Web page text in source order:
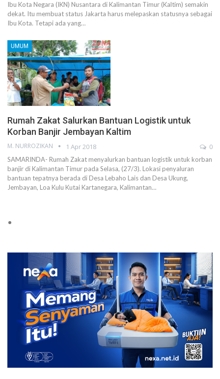
Ibu Kota Negara (IKN) Nusantara di Kalimantan Timur (Kaltim) semakin
dekat. Itu membuat status Jakarta harus melepaskan statusnya sebagai
Ibu Kota. Tetapi ada yang…
UMUM
Rumah Zakat Salurkan Bantuan Logistik untuk
Korban Banjir Jembayan Kaltim
M. NURROZIKAN 1 Apr 2018 0
SAMARINDA- Rumah Zakat menyalurkan bantuan logistik untuk korban
banjir di Kalimantan Timur pada Selasa, (27/3). Lokasi penyaluran
bantuan tepatnya berada di Desa Lebaho Lais dan Desa Ukung,
Jembayan, Loa Kulu Kutai Kartanegara, Kalimantan…